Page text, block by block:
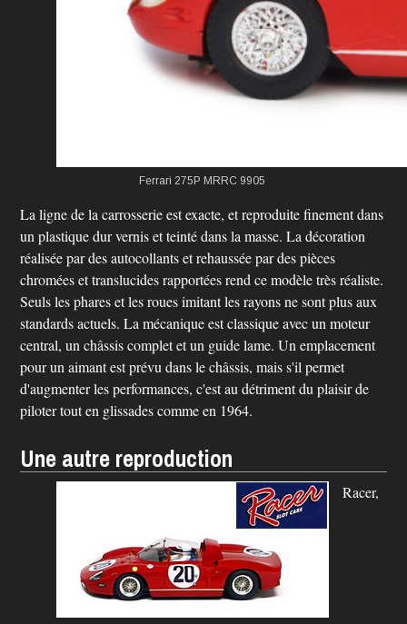
Ferrari 275P MRRC 9905
La ligne de la carrosserie est exacte, et reproduite finement dans
un plastique dur vernis et teinté dans la masse. La décoration
réalisée par des autocollants et rehaussée par des pièces
chromées et translucides rapportées rend ce modèle très réaliste.
Seuls les phares et les roues imitant les rayons ne sont plus aux
standards actuels. La mécanique est classique avec un moteur
central, un châssis complet et un guide lame. Un emplacement
pour un aimant est prévu dans le châssis, mais s'il permet
d'augmenter les performances, c'est au détriment du plaisir de
piloter tout en glissades comme en 1964.
Une autre reproduction
Racer,